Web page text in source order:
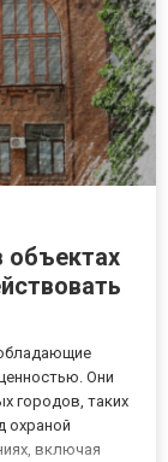
объектах
Они
городов, таких
охраной
включая